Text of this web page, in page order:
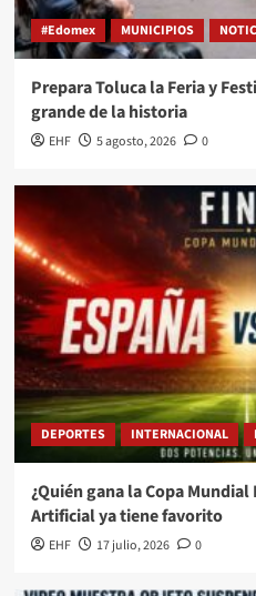
#Edomex MUNICIPIOS
Prepara Toluca la Feria y
grande de la historia
EHF 5 agosto, 2026 0
DEPORTES INTERNACIONAL
¿Quién gana la Copa
Artificial ya tiene favorito
EHF 17 julio, 2026 0